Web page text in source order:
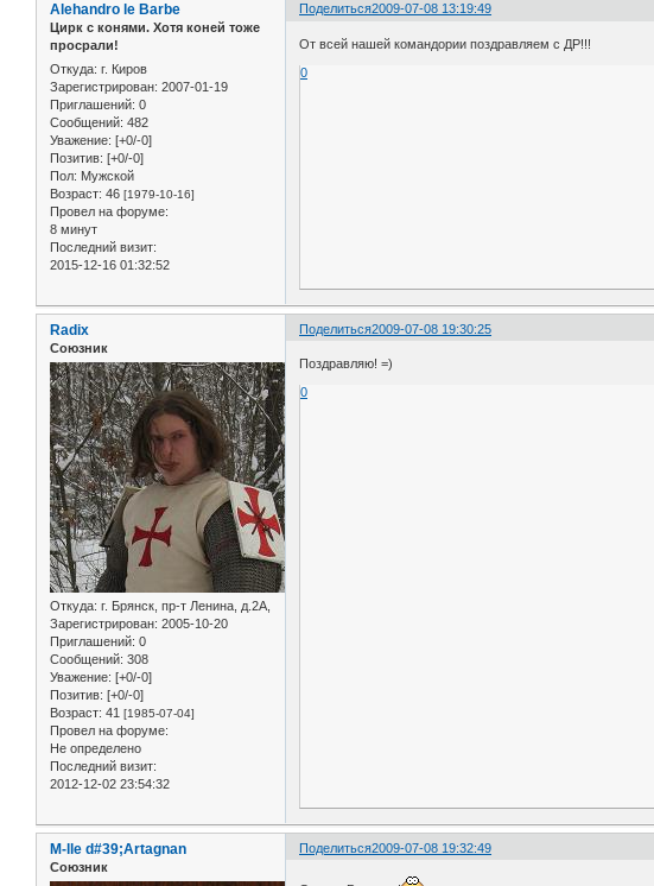
Поделиться2009-07-08 13:19:49
Alehandro le Barbe
Цирк с конями. Хотя коней тоже
просрали!
Откуда: г. Киров
Зарегистрирован: 2007-01-19
Приглашений: 0
Сообщений: 482
Уважение: [+0/-0]
Позитив: [+0/-0]
Пол: Мужской
Возраст: 46 [1979-10-16]
Провел на форуме:
8 минут
Последний визит:
2015-12-16 01:32:52
От всей нашей командории поздравляем с ДР!!!
0
Поделиться2009-07-08 19:30:25
Radix
Союзник
Откуда: г. Брянск, пр-т Ленина, д.2А,
Зарегистрирован: 2005-10-20
Приглашений: 0
Сообщений: 308
Уважение: [+0/-0]
Позитив: [+0/-0]
Возраст: 41 [1985-07-04]
Провел на форуме:
Не определено
Последний визит:
2012-12-02 23:54:32
Поздравляю! =)
0
Поделиться2009-07-08 19:32:49
M-lle d#39;Artagnan
Союзник